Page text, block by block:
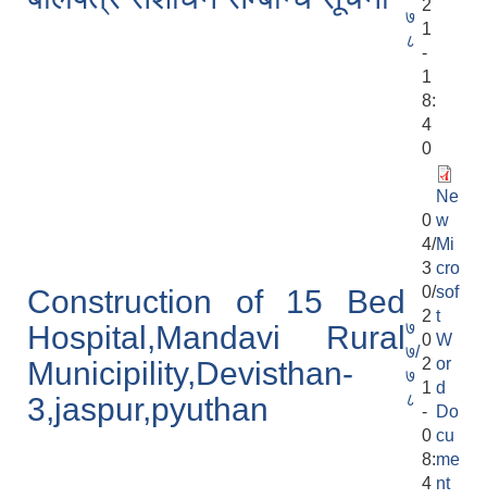
७
८
2
1
-
1
8:
4
0
Construction of 15 Bed
Hospital,Mandavi Rural
Municipility,Devisthan-
3,jaspur,pyuthan
७
७/
७
८
0
4/
3
0/
2
0
2
1
-
0
8:
4
Ne
w
Mi
cro
sof
t
W
or
d
Do
cu
me
nt